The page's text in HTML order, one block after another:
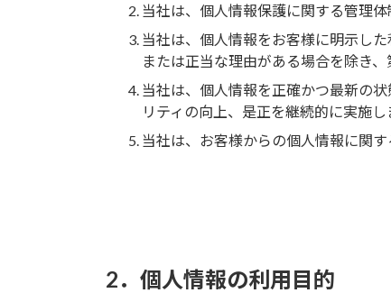
当社は、個人情報保護に関する管理
当社は、個人情報をお客様に明示し
または正当な理由がある場合を除き
当社は、個人情報を正確かつ最新の
リティの向上、是正を継続的に実施し
当社は、お客様からの個人情報に関
2．個人情報の利用目的